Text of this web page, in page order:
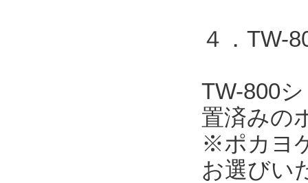
４．TW-
TW-800
置済みの
※ポカヨ
お選びい